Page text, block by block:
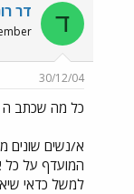
ד דר
30/12/04
כל מה שכתב ה1 אלה מיתוסים מיושנים
א/נשים שונים
המועדף על כל
למשל כדאי